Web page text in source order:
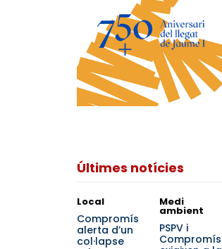
Últimes notícies
Local
Compromís
alerta d’un
col·lapse
Medi
ambient
PSPV i
Compromís